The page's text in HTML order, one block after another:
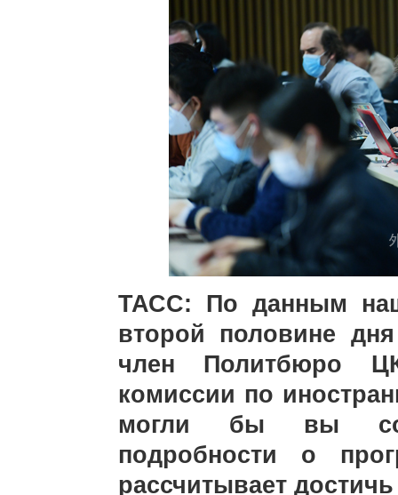
ТАСС: По данным
второй половине
член Политбюро
комиссии по
могли бы вы
подробности о
рассчитывает